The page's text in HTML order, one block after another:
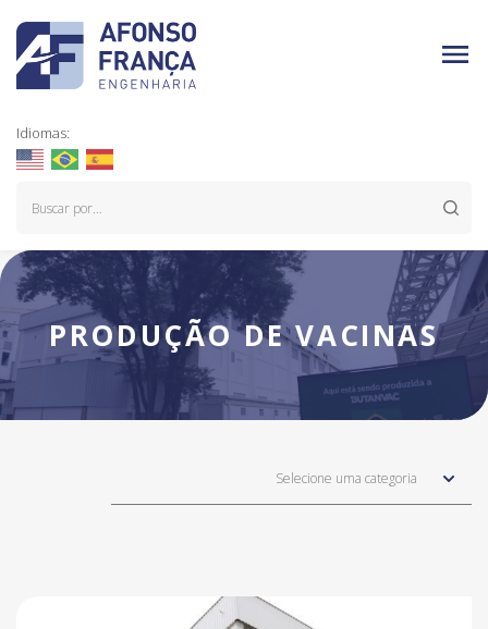
Idiomas:
PRODUÇÃO DE VACINAS
Selecione uma categoria